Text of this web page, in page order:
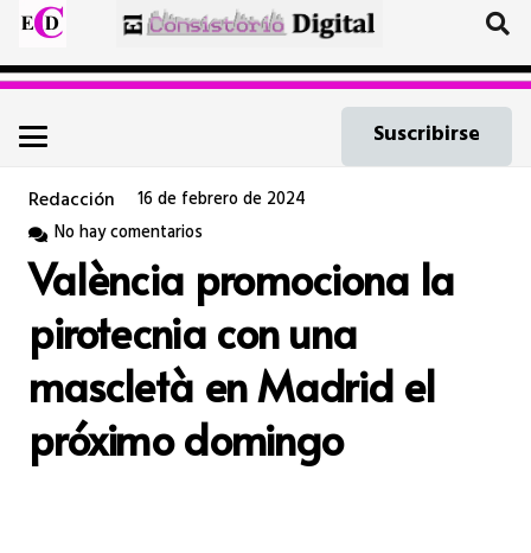
Suscribirse
Redacción
16 de febrero de 2024
No hay comentarios
València promociona la
pirotecnia con una
mascletà en Madrid el
próximo domingo